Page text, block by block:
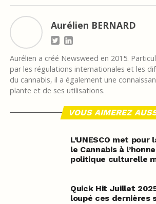
Aurélien BERNARD
Aurélien a créé Newsweed en 2015.
par les régulations internationales et les
du cannabis, il a également une
plante et de ses utilisations.
VOUS AIMEREZ
L’UNESCO met
le Cannabis à
politique culturelle
Quick Hit Juillet
loupé ces dernières